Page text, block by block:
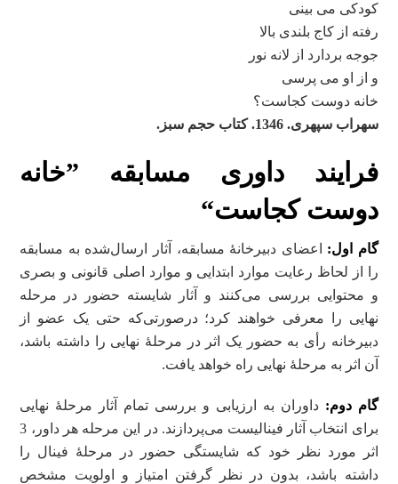
كودكی می بينی
رفته از كاج بلندی بالا
جوجه بردارد از لانه نور
و از او می پرسی
خانه دوست کجاست؟
سهراب سپهری. 1346. کتاب حجم سبز.
فرایند داوری مسابقه ”خانه
دوست کجاست“
گام اول:
اعضای دبیرخانۀ مسابقه، آثار ارسال‌شده به مسابقه
را از لحاظ رعایت موارد ابتدایی و موارد اصلی قانونی و بصری
و محتوایی بررسی می‌کنند و آثار شایسته حضور در مرحله
نهایی را معرفی خواهند کرد؛ درصورتی‌که حتی یک عضو از
دبیرخانه رأی به حضور یک اثر در مرحلۀ نهایی را داشته باشد،
آن اثر به مرحلۀ نهایی راه خواهد یافت.
گام دوم: داوران به ارزیابی و بررسی تمام آثار مرحلۀ نهایی
برای انتخاب آثار فینالیست می‌پردازند. در این مرحله هر داور، 3
اثر مورد نظر خود که شایستگی حضور در مرحلۀ فینال را
داشته باشد، بدون در نظر گرفتن امتیاز و اولویت مشخص